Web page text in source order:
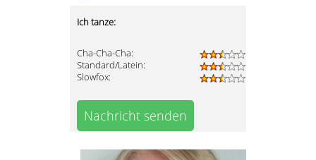
Ich tanze:
Cha-Cha-Cha:
Standard/Latein:
Slowfox:
Nachricht senden